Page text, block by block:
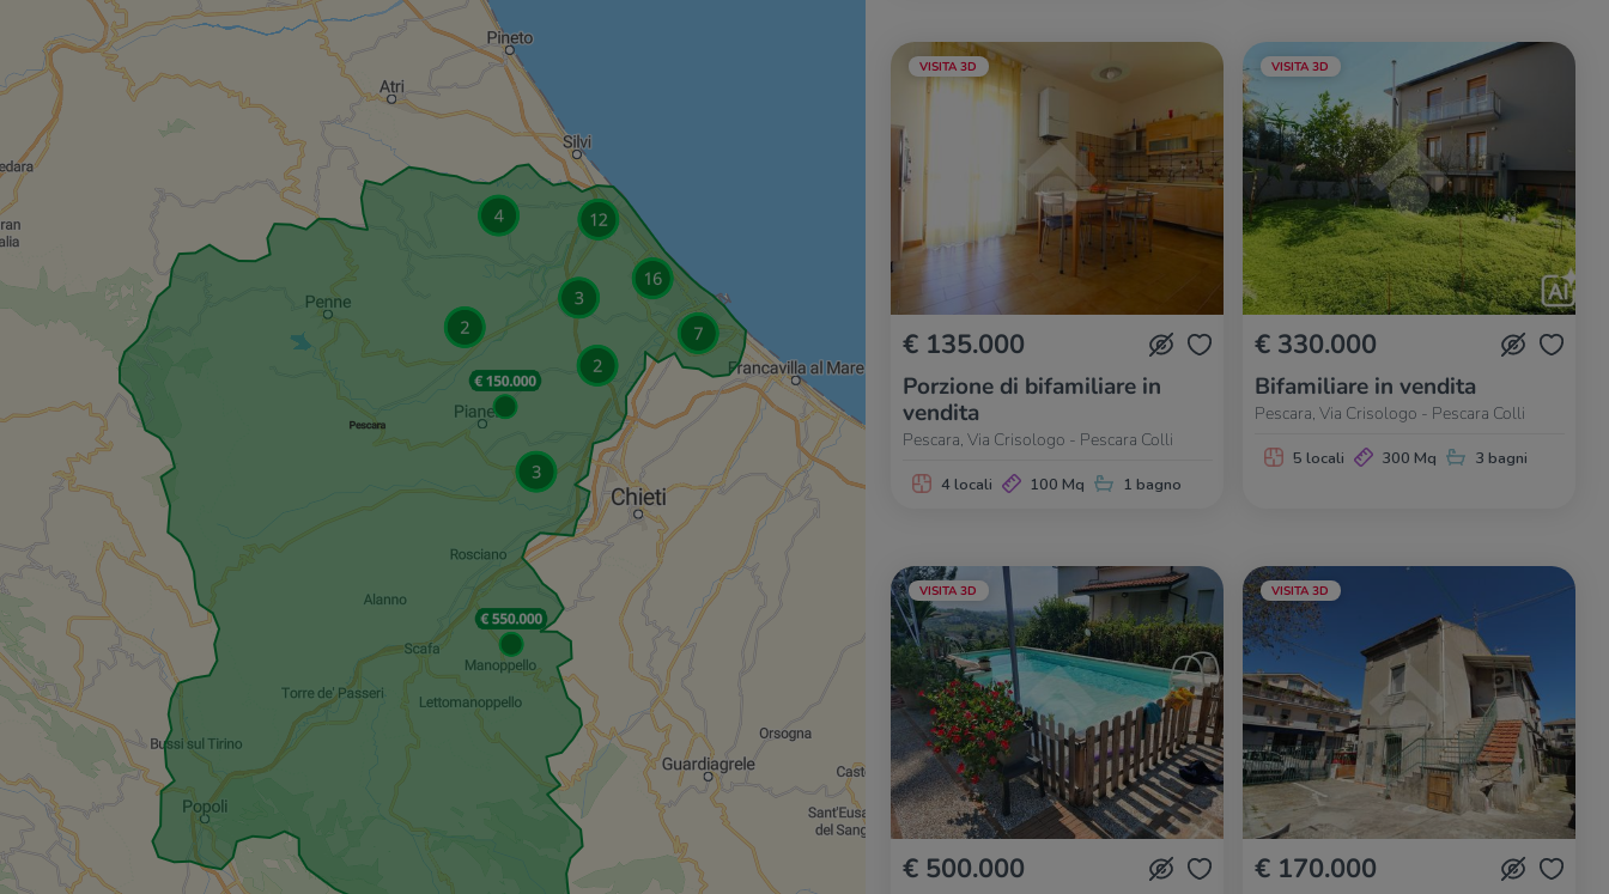
VISITA 3D
€ 135.000
Porzione di bifamiliare in
vendita
Pescara, Via Crisologo - Pescara Colli
4 locali 100 Mq 1 bagno
VISITA 3D
€ 330.000
Bifamiliare in vendita
Pescara, Via Crisologo - Pescara Colli
5 locali 300 Mq 3 bagni
VISITA 3D
€ 500.000
VISITA 3D
€ 170.000